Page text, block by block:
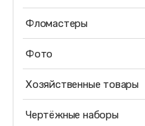
Фломастеры
Фото
Хозяйственные товары
Чертёжные наборы